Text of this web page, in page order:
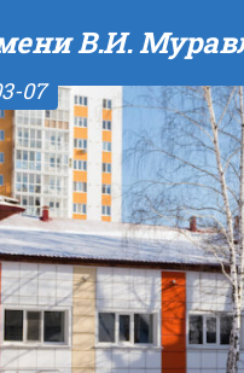
В.И.
07